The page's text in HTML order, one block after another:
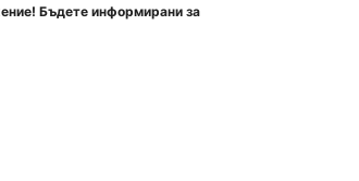
Бъдете информирани за